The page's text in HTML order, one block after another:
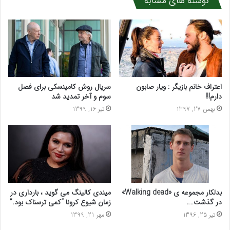
اعتراف خانم بازیگر : ویار صابون
دارم!!!
بهمن 27, 1397
سریال روش کامینسکی برای فصل
سوم و آخر تمدید شد
تیر 16, 1399
بدلکار مجموعه ی «Walking dead»
در گذشت….
تیر 25, 1396
میندی کالینگ می گوید ، بارداری در
زمان شیوع کرونا “کمی ترسناک بود.”
مهر 21, 1399